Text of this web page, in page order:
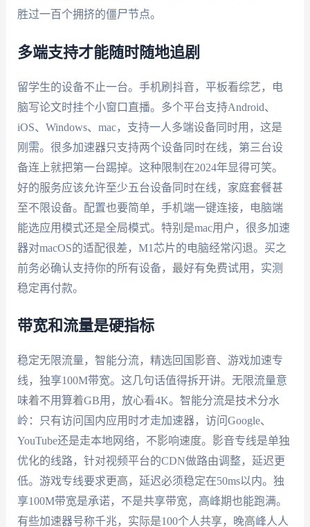
胜过一百个拥挤的僵尸节点。
多端支持才能随时随地追剧
留学生的设备不止一台。手机刷抖音，平板看综艺，电
脑写论文时挂个小窗口直播。多个平台支持Android、
iOS、Windows、mac，支持一人多端设备同时用，这是
刚需。很多加速器只支持两个设备同时在线，第三台设
备连上就把第一台踢掉。这种限制在2024年显得可笑。
好的服务应该允许至少五台设备同时在线，家庭套餐甚
至不限设备。配置也要简单，手机端一键连接，电脑端
能选应用模式还是全局模式。特别是mac用户，很多加速
器对macOS的适配很差，M1芯片的电脑经常闪退。买之
前务必确认支持你的所有设备，最好有免费试用，实测
稳定再付款。
带宽和流量是硬指标
稳定无限流量，智能分流，精选回国影音、游戏加速专
线，独享100M带宽。这几句话值得拆开讲。无限流量意
味着不用算着GB用，放心看4K。智能分流是技术分水
岭：只有访问国内应用时才走加速器，访问Google、
YouTube还是走本地网络，不影响速度。影音专线是单独
优化的线路，针对视频平台的CDN做路由调整，延迟更
低。游戏专线要求更高，延迟必须稳定在50ms以内。独
享100M带宽是承诺，不是共享带宽，高峰期也能跑满。
有些加速器号称千兆，实际是100个人共享，晚高峰人人